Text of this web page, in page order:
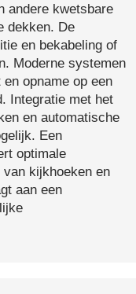
andere kwetsbare
dekken. De
en bekabeling of
Moderne systemen
opname op een
Integratie met het
en automatische
Een
optimale
kijkhoeken en
aan een